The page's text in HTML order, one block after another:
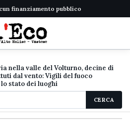
finanziamento pubblico
nella valle del Volturno, decine di
dal vento: Vigili del fuoco
stato dei luoghi
CERCA